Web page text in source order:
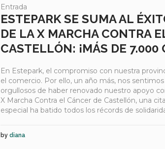
Entrada
ESTEPARK SE SUMA AL
DE LA X MARCHA CONTRA
CASTELLÓN: ¡MÁS DE 7.000
En Estepark, el compromiso con nuestra
el comercio. Por ello, un año más, nos
orgullosos de haber renovado nuestro apoyo
X Marcha Contra el Cáncer de Castellón, una
especial ha batido todos los récords de
by diana